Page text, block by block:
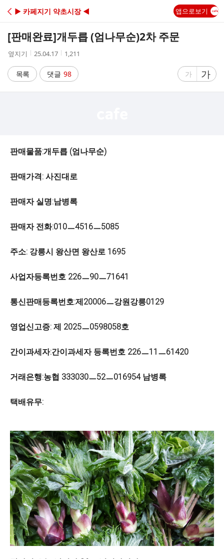
C
A
▶ 카페지기 약초시장 ◀ 앱으로보기
[판매완료]개두릅 (엄나무순)2차 주문
작
자
옆지기
작
시
간
25.04.17
조
수
1,211
목록 댓글 98
글
가
글
자
가
판매물품:개두릅 (엄나무순)
판매가격: 사진대로
판매자 실명:남병록
판매자 전화:010ㅡ4516ㅡ5085
주소: 강릉시 왕산면 왕산로 1695
사업자등록번호 226ㅡ90ㅡ71641
통신판매등록번호:제20006ㅡ강원강릉0129
영업신고증: 제 2025ㅡ0598058호
간이과세자:간이과세자 등록번호 226ㅡ11ㅡ61420
거래은행:농협 333030ㅡ52ㅡ016954 남병록
택배유무: